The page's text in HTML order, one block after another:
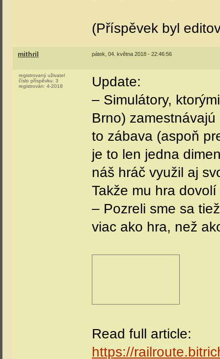
(Příspěvek byl
mithril pátek, 04. května 2018 - 22:46:56
registrovaný uživatel
číslo příspěvku: 3
registrován: 4-2018
Update:
– Simulátory,
Brno)
to zábava (aspoň
je to len jedna
náš hráč využil aj
Takže mu hra
– Pozreli sme sa
viac ako hra, než
Read full article:
https://